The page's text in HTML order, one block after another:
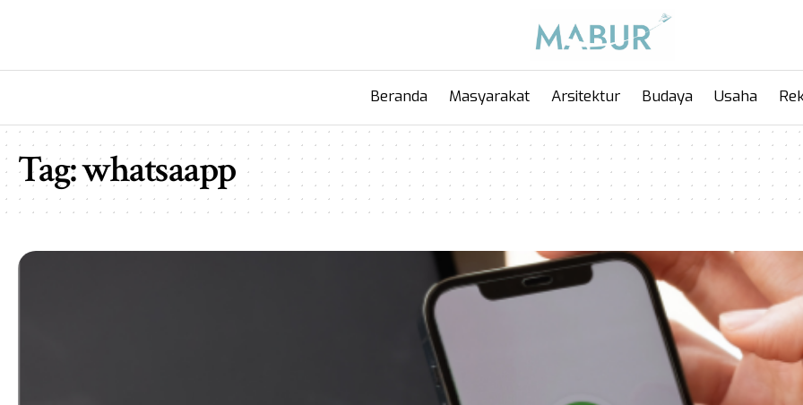
Beranda Masyarakat Arsitektur Budaya Usaha
Tag:whatsaapp